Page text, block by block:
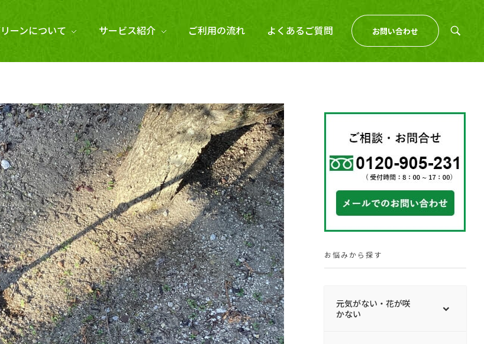
お問い合わせ
ーンについて サービス紹介 ご利用の流れ よくあるご質問
お悩みから探す
元気がない・花が咲
かない